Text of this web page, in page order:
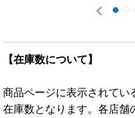
【在庫数について】
商品ページに表示されてい
在庫数となります。各店舗